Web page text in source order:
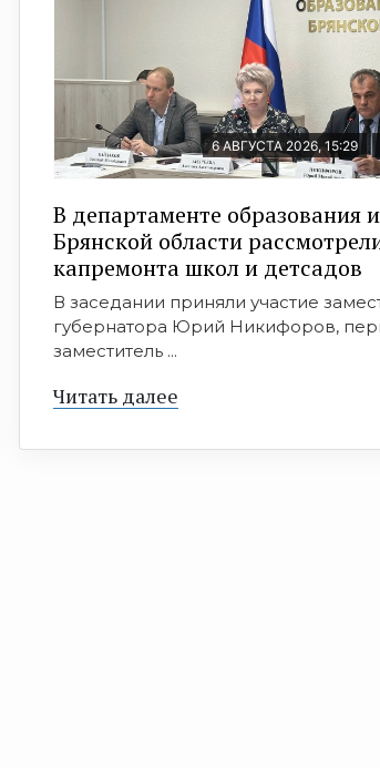
6 АВГУСТА 2026, 15:29
В департаменте образования
Брянской области
капремонта школ и детсадов
В заседании приняли участие
губернатора Юрий Никифоров,
заместитель ...
Читать далее